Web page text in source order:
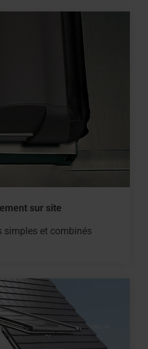
sur site
simples et combinés